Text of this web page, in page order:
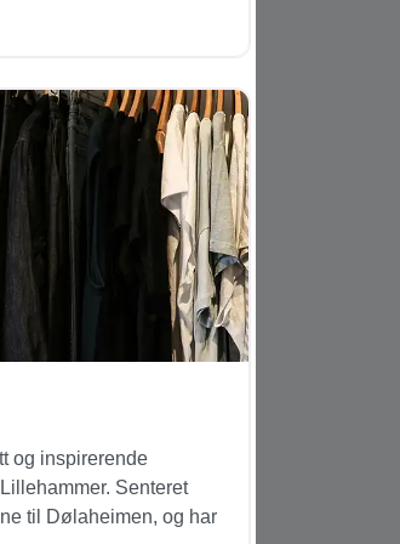
og inspirerende
Senteret
til Dølaheimen, og har